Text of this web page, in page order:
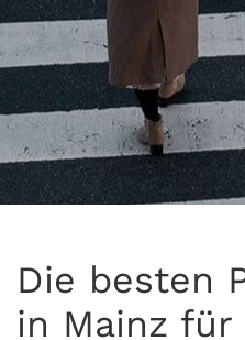
Die besten
in Mainz für